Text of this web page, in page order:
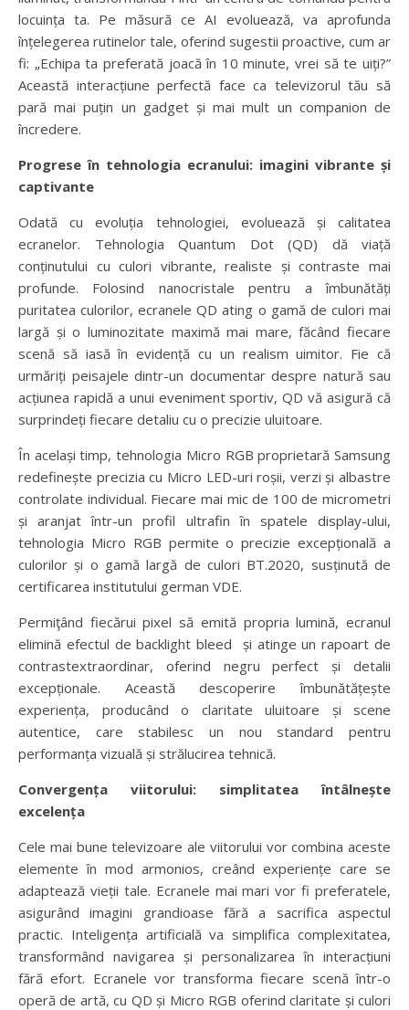
locuința ta. Pe măsură ce AI evoluează, va aprofunda
înțelegerea rutinelor tale, oferind sugestii proactive, cum ar
fi: „Echipa ta preferată joacă în 10 minute, vrei să te uiți?”
Această interacțiune perfectă face ca televizorul tău să
pară mai puțin un gadget și mai mult un companion de
încredere.
Progrese în tehnologia ecranului: imagini vibrante și
captivante
Odată cu evoluția tehnologiei, evoluează și calitatea
ecranelor. Tehnologia Quantum Dot (QD) dă viață
conținutului cu culori vibrante, realiste și contraste mai
profunde. Folosind nanocristale pentru a îmbunătăți
puritatea culorilor, ecranele QD ating o gamă de culori mai
largă și o luminozitate maximă mai mare, făcând fiecare
scenă să iasă în evidență cu un realism uimitor. Fie că
urmăriți peisajele dintr-un documentar despre natură sau
acțiunea rapidă a unui eveniment sportiv, QD vă asigură că
surprindeți fiecare detaliu cu o precizie uluitoare.
În același timp, tehnologia Micro RGB proprietară Samsung
redefinește precizia cu Micro LED-uri roșii, verzi și albastre
controlate individual. Fiecare mai mic de 100 de micrometri
și aranjat într-un profil ultrafin în spatele display-ului,
tehnologia Micro RGB permite o precizie excepțională a
culorilor și o gamă largă de culori BT.2020, susținută de
certificarea institutului german VDE.
Permiţând fiecărui pixel să emită propria lumină, ecranul
elimină efectul de backlight bleed și atinge un rapoart de
contrastextraordinar, oferind negru perfect și detalii
excepționale. Această descoperire îmbunătățește
experiența, producând o claritate uluitoare și scene
autentice, care stabilesc un nou standard pentru
performanța vizuală și strălucirea tehnică.
Convergența viitorului: simplitatea întâlnește
excelența
Cele mai bune televizoare ale viitorului vor combina aceste
elemente în mod armonios, creând experiențe care se
adaptează vieții tale. Ecranele mai mari vor fi preferatele,
asigurând imagini grandioase fără a sacrifica aspectul
practic. Inteligența artificială va simplifica complexitatea,
transformând navigarea și personalizarea în interacțiuni
fără efort. Ecranele vor transforma fiecare scenă într-o
operă de artă, cu QD și Micro RGB oferind claritate și culori